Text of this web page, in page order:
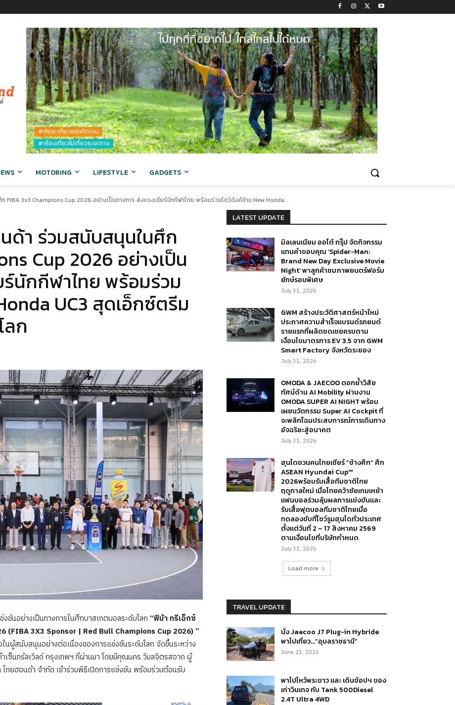
MOTORING LIFESTYLE GADGETS
FIBA 3x3 Champions Cup 2026 อย่างเป็นทางการ ส่งแรงเชียร์นักกีฬาไทย พร้อมร่วมโชว์ดังค์ข้าม New Honda...
ด้า ร่วมสนับสนุนในศึก
Cup 2026 อย่างเป็น
ร์นักกีฬาไทย พร้อมร่วม
UC3 สุดเอ็กซ์ตรีม
ลก
ขันอย่างเป็นทางการในศึกบาสเกตบอลระดับโลก “ฟีบ้า ทรีเอ็กซ์
(FIBA 3X3 Sponsor | Red Bull Champions Cup 2026) ”
นผู้สนับสนุนอย่างต่อเนื่องของการแข่งขันระดับโลก จัดขึ้นระหว่าง
ซ็นทรัลเวิลด์ กรุงเทพฯ ที่ผ่านมา โดยมีคุณนคร วิมลจิตรสอาด ผู้
ทยฮอนด้า จำกัด เข้าร่วมพิธีเปิดการแข่งขัน พร้อมร่วมต้อนรับ
LATEST UPDATE
มิลเลนเนียม ออโต้ กรุ๊ป จัดกิจกรรม
แทนคำขอบคุณ ‘Spider-Man:
Brand New Day Exclusive Movie
Night’ พาลูกค้าชมภาพยนตร์ฟอร์ม
ยักษ์รอบพิเศษ
July 31, 2026
GWM สร้างประวัติศาสตร์หน้าใหม่
ประกาศความสำเร็จแบรนด์รถยนต์
รายแรกที่ผลิตชดเชยครบตาม
เงื่อนไขมาตรการ EV 3.5 จาก GWM
Smart Factory จังหวัดระยอง
July 31, 2026
OMODA & JAECOO ตอกย้ำวิสัย
ทัศน์ด้าน AI Mobility ผ่านงาน
OMODA SUPER AI NIGHT พร้อม
เผยนวัตกรรม Super AI Cockpit ที่
จะพลิกโฉมประสบการณ์การเดินทาง
อัจฉริยะสู่อนาคต
July 31, 2026
ฮุนไดชวนคนไทยเชียร์ “ช้างศึก” ศึก
ASEAN Hyundai Cup™
2026พร้อมรับเสื้อทีมชาติไทย
ฤดูกาลใหม่ เมื่อไทยคว้าชัยเกมเหย้า
แฟนบอลร่วมลุ้นผลการแข่งขันและ
รับเสื้อฟุตบอลทีมชาติไทยเมื่อ
ทดลองขับที่โชว์รูมฮุนไดทั่วประเทศ
ตั้งแต่วันที่ 2 – 17 สิงหาคม 2569
ตามเงื่อนไขที่บริษัทกำหนด
July 31, 2026
Load more
TRAVEL UPDATE
นั่ง Jaecoo J7 Plug-in Hybride
พาไปเที่ยว…”อุบลราชธานี”
June 21, 2026
พาไปไหว้พระขาว และ เดินช้อปฯ ของ
เก่าวินเทจ กับ Tank 500Diesel
2.4T Ultra 4WD